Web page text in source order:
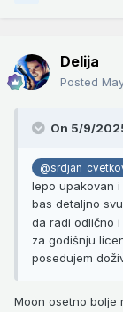
Delija
Posted
On 5/9/
lepo upakovan i
bas detaljno
da radi odlično i
za godišnju
posedujem
Moon osetno bolje